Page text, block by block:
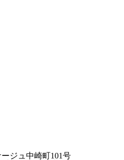
ジュ中崎町101号